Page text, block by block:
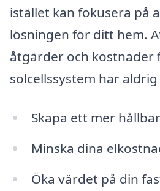
istället kan fokusera på
lösningen för ditt hem.
åtgärder och kostnader
solcellssystem har
Skapa ett mer
Minska dina
Öka värdet på din